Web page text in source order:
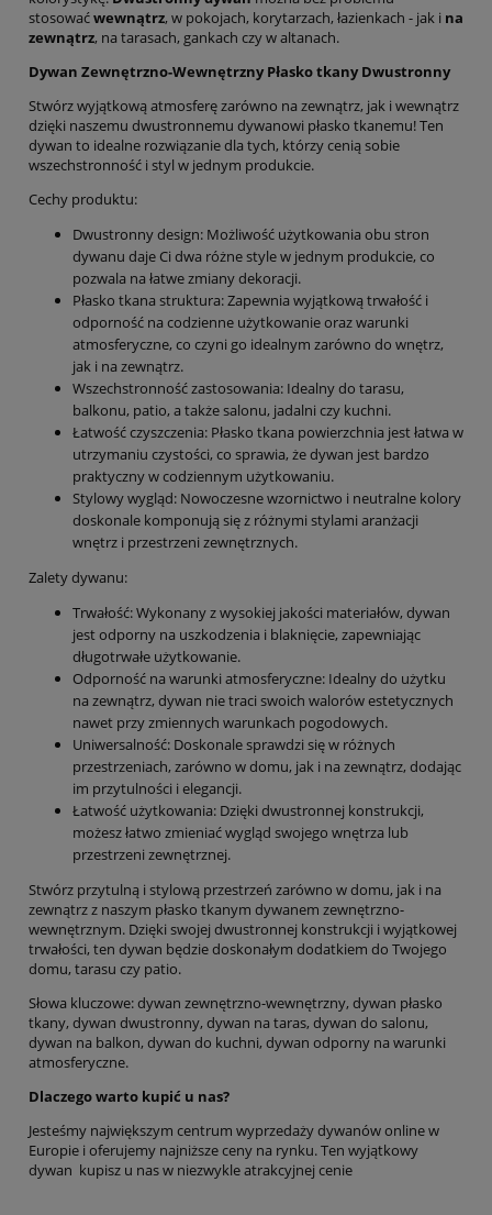
stosowaćwewnątrz, w pokojach, korytarzach, łazienkach - jak i na
zewnątrz, na tarasach, gankach czy w altanach.
Dywan Zewnętrzno-Wewnętrzny Płasko tkany Dwustronny
Stwórz wyjątkową atmosferę zarówno na zewnątrz, jak i wewnątrz
dzięki naszemu dwustronnemu dywanowi płasko tkanemu! Ten
dywan to idealne rozwiązanie dla tych, którzy cenią sobie
wszechstronność i styl w jednym produkcie.
Cechy produktu:
Dwustronny design: Możliwość użytkowania obu stron
dywanu daje Ci dwa różne style w jednym produkcie, co
pozwala na łatwe zmiany dekoracji.
Płasko tkana struktura: Zapewnia wyjątkową trwałość i
odporność na codzienne użytkowanie oraz warunki
atmosferyczne, co czyni go idealnym zarówno do wnętrz,
jak i na zewnątrz.
Wszechstronność zastosowania: Idealny do tarasu,
balkonu, patio, a także salonu, jadalni czy kuchni.
Łatwość czyszczenia: Płasko tkana powierzchnia jest łatwa w
utrzymaniu czystości, co sprawia, że dywan jest bardzo
praktyczny w codziennym użytkowaniu.
Stylowy wygląd: Nowoczesne wzornictwo i neutralne kolory
doskonale komponują się z różnymi stylami aranżacji
wnętrz i przestrzeni zewnętrznych.
Zalety dywanu:
Trwałość: Wykonany z wysokiej jakości materiałów, dywan
jest odporny na uszkodzenia i blaknięcie, zapewniając
długotrwałe użytkowanie.
Odporność na warunki atmosferyczne: Idealny do użytku
na zewnątrz, dywan nie traci swoich walorów estetycznych
nawet przy zmiennych warunkach pogodowych.
Uniwersalność: Doskonale sprawdzi się w różnych
przestrzeniach, zarówno w domu, jak i na zewnątrz, dodając
im przytulności i elegancji.
Łatwość użytkowania: Dzięki dwustronnej konstrukcji,
możesz łatwo zmieniać wygląd swojego wnętrza lub
przestrzeni zewnętrznej.
Stwórz przytulną i stylową przestrzeń zarówno w domu, jak i na
zewnątrz z naszym płasko tkanym dywanem zewnętrzno-
wewnętrznym. Dzięki swojej dwustronnej konstrukcji i wyjątkowej
trwałości, ten dywan będzie doskonałym dodatkiem do Twojego
domu, tarasu czy patio.
Słowa kluczowe: dywan zewnętrzno-wewnętrzny, dywan płasko
tkany, dywan dwustronny, dywan na taras, dywan do salonu,
dywan na balkon, dywan do kuchni, dywan odporny na warunki
atmosferyczne.
Dlaczego warto kupić u nas?
Jesteśmy największym centrum wyprzedaży dywanów online w
Europie i oferujemy najniższe ceny na rynku. Ten wyjątkowy
dywan kupisz u nas w niezwykle atrakcyjnej cenie